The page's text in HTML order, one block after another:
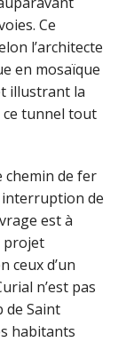
Ce
l’architecte
en mosaïque
illustrant la
ce tunnel tout
chemin de fer
interruption de
est à
projet
ceux d’un
n’est pas
de Saint
habitants